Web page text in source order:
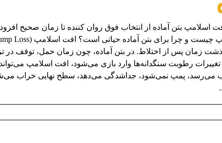
اسلامپ بتن آماده از انتخاب فوق روان کننده تا زمان صحیح
گذشت زمان پس از اختلاط. در بتن آماده، چون زمان حمل، توقف در
رطوبت سنگدانه‌ها وارد بازی می‌شود، افت اسلامپ
می‌رسد، پمپ نمی‌شود، جداشدگی می‌دهد، سطح نهایی خراب می‌شود